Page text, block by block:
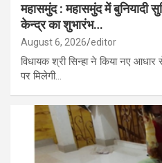
महासमुंद : महासमुंद में
केन्द्र का शुभारंभ…
August 6, 2026 editor
विधायक श्री सिन्हा ने किया नए
पर मिलेगी…